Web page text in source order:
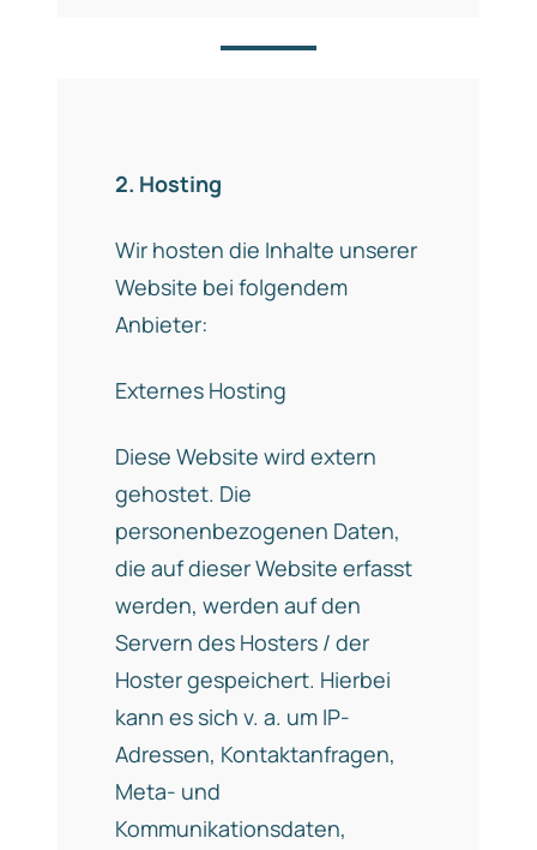
2. Hosting
Wir hosten die Inhalte unserer
Website bei folgendem
Anbieter:
Externes Hosting
Diese Website wird extern
gehostet. Die
personenbezogenen Daten,
die auf dieser Website erfasst
werden, werden auf den
Servern des Hosters / der
Hoster gespeichert. Hierbei
kann es sich v. a. um IP-
Adressen, Kontaktanfragen,
Meta- und
Kommunikationsdaten,